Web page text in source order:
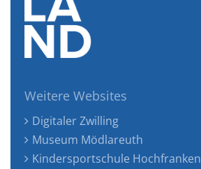
Weitere Websites
Digitaler Zwilling
Museum Mödlareuth
Kindersportschule Hochfranken